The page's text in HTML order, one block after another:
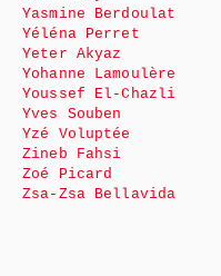
Yasmine Berdoulat
Yéléna Perret
Yeter Akyaz
Yohanne Lamoulère
Youssef El-Chazli
Yves Souben
Yzé Voluptée
Zineb Fahsi
Zoé Picard
Zsa-Zsa Bellavida